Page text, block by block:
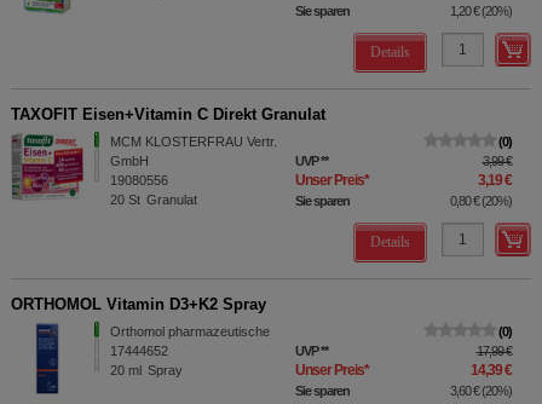
Sie sparen 1,20 €(20%)
Details
TAXOFIT Eisen+Vitamin C Direkt Granulat
MCM KLOSTERFRAU Vertr.
GmbH
19080556
20 St Granulat
0
UVP** 3,99 €
Unser Preis* 3,19 €
Sie sparen 0,80 €(20%)
Details
ORTHOMOL Vitamin D3+K2 Spray
Orthomol pharmazeutische
17444652
20 ml Spray
0
UVP** 17,99 €
Unser Preis* 14,39 €
Sie sparen 3,60 €(20%)